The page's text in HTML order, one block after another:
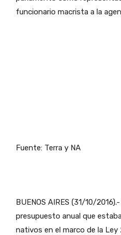
funcionario macrista a la
Fuente: Terra y NA
BUENOS AIRES (31/10/
presupuesto anual que
nativos en el marco de la